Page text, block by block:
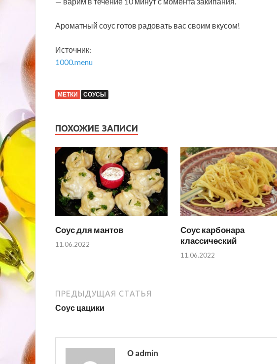
Ароматный соус готов радовать вас своим вкусом!
Источник:
1000.menu
МЕТКИ СОУСЫ
ПОХОЖИЕ ЗАПИСИ
Соус для мантов
11.06.2022
Соус карбонара
классический
11.06.2022
ПРЕДЫДУЩАЯ СТАТЬЯ
Соус цацики
О admin